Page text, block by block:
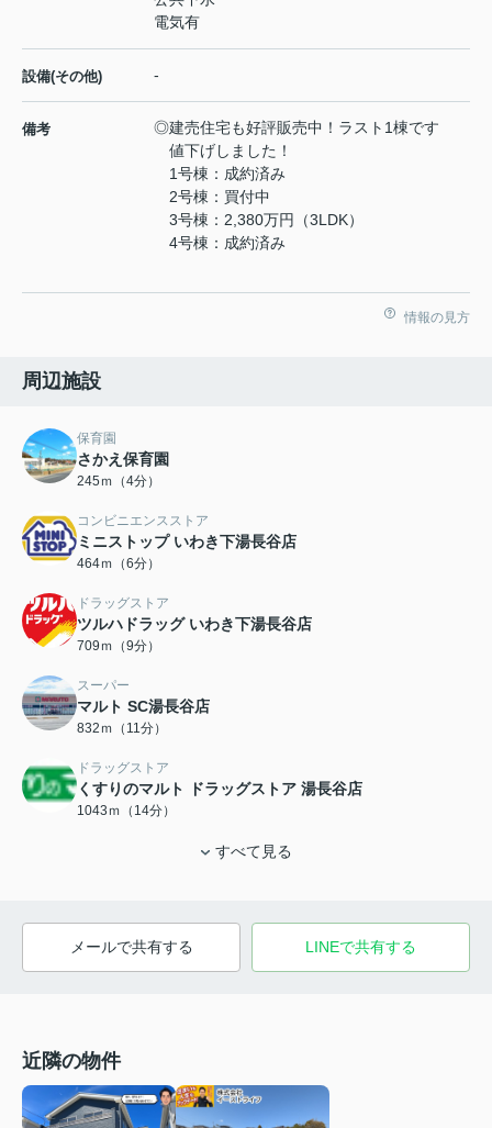
電気有
設備(その他) -
備考
◎建売住宅も好評販売中！ラスト1棟です
値下げしました！
1号棟：成約済み
2号棟：買付中
3号棟：2,380万円（3LDK）
4号棟：成約済み
情報の見方
周辺施設
保育園
さかえ保育園
245ｍ（4分）
コンビニエンスストア
ミニストップ いわき下湯長谷店
464ｍ（6分）
ドラッグストア
ツルハドラッグ いわき下湯長谷店
709ｍ（9分）
スーパー
マルト SC湯長谷店
832ｍ（11分）
ドラッグストア
くすりのマルト ドラッグストア 湯長谷店
1043ｍ（14分）
すべて見る
メールで共有する LINEで共有する
近隣の物件